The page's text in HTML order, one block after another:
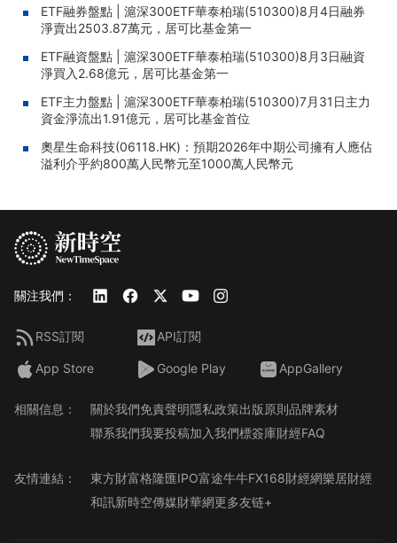
ETF融券盤點 | 滬深300ETF華泰柏瑞(510300)8月4日融券
淨賣出2503.87萬元，居可比基金第一
ETF融資盤點 | 滬深300ETF華泰柏瑞(510300)8月3日融資
淨買入2.68億元，居可比基金第一
ETF主力盤點 | 滬深300ETF華泰柏瑞(510300)7月31日主力
資金淨流出1.91億元，居可比基金首位
奧星生命科技(06118.HK)：預期2026年中期公司擁有人應佔
溢利介乎約800萬人民幣元至1000萬人民幣元
關注我們：
RSS訂閱 API訂閱
App Store Google Play AppGallery
相關信息： 關於我們免責聲明隱私政策出版原則品牌素材
聯系我們我要投稿加入我們標簽庫財經FAQ
友情連結： 東方財富格隆匯IPO富途牛牛FX168財經網樂居財經
和訊新時空傳媒財華網更多友链+